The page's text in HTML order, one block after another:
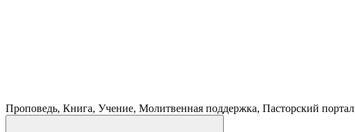
Проповедь, Книга, Учение, Молитвенная поддержка, Пасторский портал